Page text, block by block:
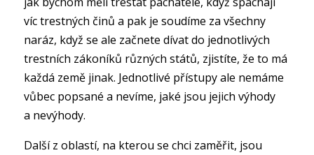
víc trestných činů a pak je soudíme za všechny
naráz, když se ale začnete dívat do jednotlivých
trestních zákoníků různých států, zjistíte, že to má
každá země jinak. Jednotlivé přístupy ale nemáme
vůbec popsané a nevíme, jaké jsou jejich výhody
a nevýhody.
Další z oblastí, na kterou se chci zaměřit, jsou